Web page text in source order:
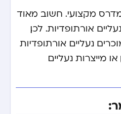
מקצועי. חשוב מאוד
אורתופדיות. לכן,
נעליים אורתופדיות
מייצרות נעליים